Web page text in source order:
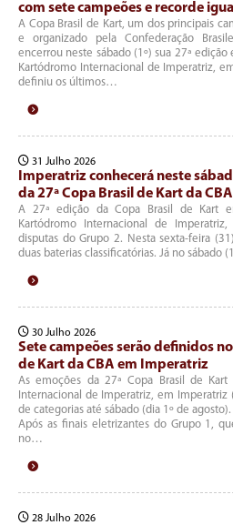
com sete campeões e recorde
A Copa Brasil de Kart, um dos principais
e organizado pela Confederação
encerrou neste sábado (1º) sua 27ª
Kartódromo Internacional de Imperatriz,
definiu os últimos…
31 Julho 2026
Imperatriz conhecerá neste
da 27ª Copa Brasil de Kart da CBA
A 27ª edição da Copa Brasil de Kart
Kartódromo Internacional de
disputas do Grupo 2. Nesta sexta-feira
duas baterias classificatórias. Já no sábado
30 Julho 2026
Sete campeões serão definidos
de Kart da CBA em Imperatriz
As emoções da 27ª Copa Brasil de
Internacional de Imperatriz, em Imperatriz
de categorias até sábado (dia 1º de agosto).
Após as finais eletrizantes do Grupo 1,
no…
28 Julho 2026